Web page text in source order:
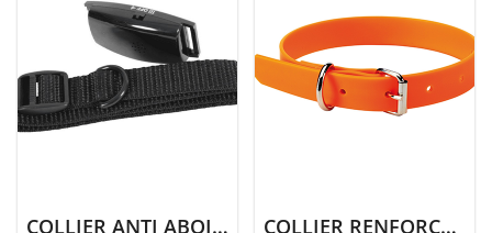
COLLIER ANTI ABOIEMENT GRAND CHIEN COLLIER RENFORCÉ 45 CM | ORANGE